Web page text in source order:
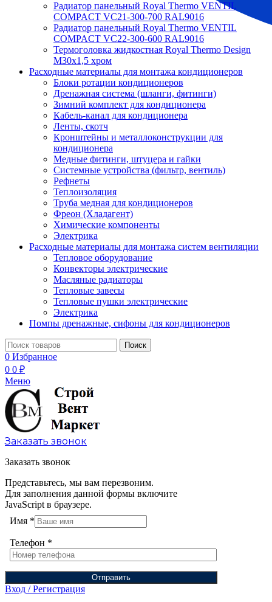
Радиатор панельный Royal Thermo VENTIL
COMPACT VC21-300-700 RAL9016
Радиатор панельный Royal Thermo VENTIL
COMPACT VC22-300-600 RAL9016
Термоголовка жидкостная Royal Thermo Design
M30х1,5 хром
Расходные материалы для монтажа кондиционеров
Блоки ротации кондиционеров
Дренажная система (шланги, фитинги)
Зимний комплект для кондиционера
Кабель-канал для кондиционера
Ленты, скотч
Кронштейны и металлоконструкции для
кондиционера
Медные фитинги, штуцера и гайки
Системные устройства (фильтр, вентиль)
Рефнеты
Теплоизоляция
Труба медная для кондиционеров
Фреон (Хладагент)
Химические компоненты
Электрика
Расходные материалы для монтажа систем вентиляции
Тепловое оборудование
Конвекторы электрические
Масляные радиаторы
Тепловые завесы
Тепловые пушки электрические
Электрика
Помпы дренажные, сифоны для кондиционеров
Поиск
0 Избранное
0 0 ₽
Меню
Заказать звонок
Заказать звонок
Представьтесь, мы вам перезвоним.
Для заполнения данной формы включите
JavaScript в браузере.
Имя *
Телефон *
Отправить
Вход / Регистрация